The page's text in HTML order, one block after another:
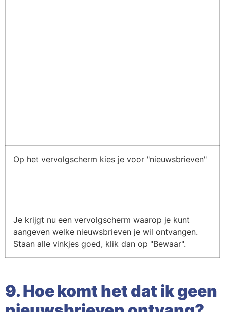
Op het vervolgscherm kies je voor "nieuwsbrieven"
Je krijgt nu een vervolgscherm waarop je kunt
aangeven welke nieuwsbrieven je wil ontvangen.
Staan alle vinkjes goed, klik dan op "Bewaar".
9. Hoe komt het dat ik geen